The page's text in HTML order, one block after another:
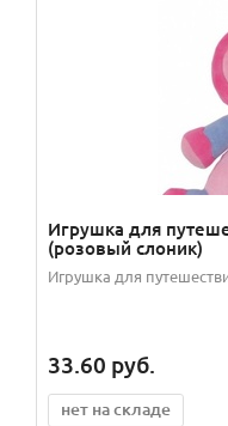
Игрушка для
(розовый слоник)
Игрушка для
33.60 руб.
нет на складе